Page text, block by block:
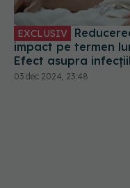
EXCLUSIV
Reducerea consumului de antibiotice,
impact pe termen
Efect asupra
medicale
03 dec 2024, 23:48